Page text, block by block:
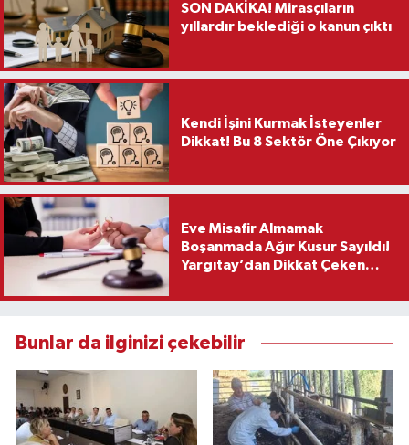
SON DAKİKA! Mirasçıların
yıllardır beklediği o kanun çıktı
Kendi İşini Kurmak İsteyenler
Dikkat! Bu 8 Sektör Öne Çıkıyor
Eve Misafir Almamak
Boşanmada Ağır Kusur Sayıldı!
Yargıtay’dan Dikkat Çeken
Bunlar da ilginizi çekebilir